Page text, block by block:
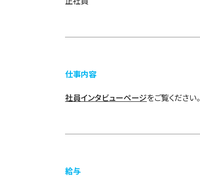
仕事内容
社員インタビューページをご覧ください。
給与